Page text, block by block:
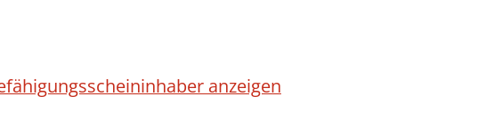
anzeigen